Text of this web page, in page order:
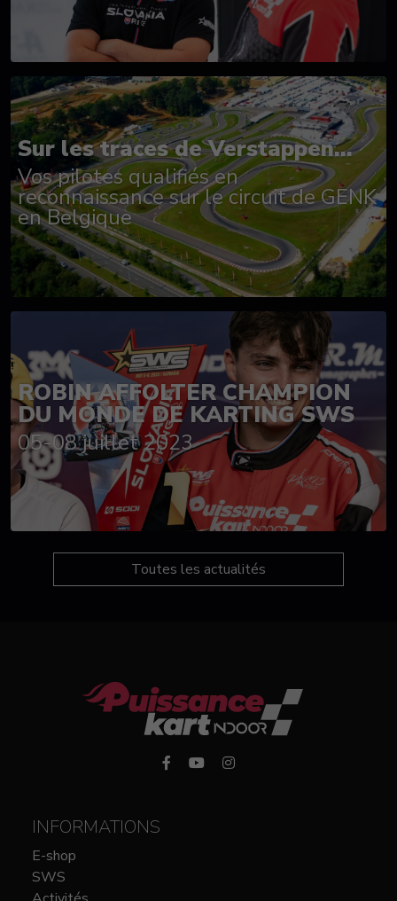
Sur les traces de Verstappen...
Vos pilotes qualifiés en
reconnaissance sur le circuit de GENK
en Belgique
ROBIN AFFOLTER CHAMPION
DU MONDE DE KARTING SWS
05-08 juillet 2023
Toutes les actualités
INFORMATIONS
E-shop
SWS